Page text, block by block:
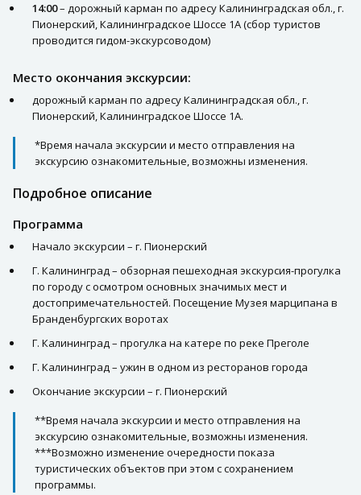
14:00– дорожный карман по адресу Калининградская обл., г.
Пионерский, Калининградское Шоссе 1А (сбор туристов
проводится гидом-экскурсоводом)
Место окончания экскурсии:
дорожный карман по адресу Калининградская обл., г.
Пионерский, Калининградское Шоссе 1А.
*Время начала экскурсии и место отправления на
экскурсию ознакомительные, возможны изменения.
Подробное описание
Программа
Начало экскурсии – г. Пионерский
Г. Калининград – обзорная пешеходная экскурсия-прогулка
по городу с осмотром основных значимых мест и
достопримечательностей. Посещение Музея марципана в
Бранденбургских воротах
Г. Калининград – прогулка на катере по реке Преголе
Г. Калининград – ужин в одном из ресторанов города
Окончание экскурсии – г. Пионерский
**Время начала экскурсии и место отправления на
экскурсию ознакомительные, возможны изменения.
***Возможно изменение очередности показа
туристических объектов при этом с сохранением
программы.